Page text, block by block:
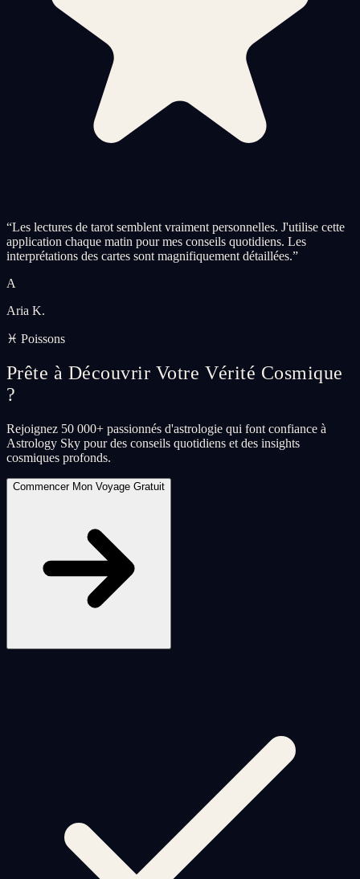
“Les lectures de tarot semblent vraiment personnelles. J'utilise cette
application chaque matin pour mes conseils quotidiens. Les
interprétations des cartes sont magnifiquement détaillées.”
A
Aria K.
♓ Poissons
Prête à Découvrir Votre Vérité Cosmique
?
Rejoignez 50 000+ passionnés d'astrologie qui font confiance à
Astrology Sky pour des conseils quotidiens et des insights
cosmiques profonds.
Commencer Mon Voyage Gratuit